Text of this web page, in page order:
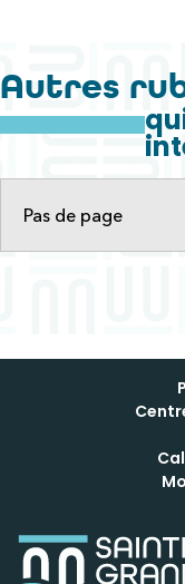
Autres
Pas de page